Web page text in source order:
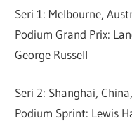
Seri 1: Melbourne,
Podium Grand Prix:
George Russell
Seri 2: Shanghai,
Podium Sprint: Lewis